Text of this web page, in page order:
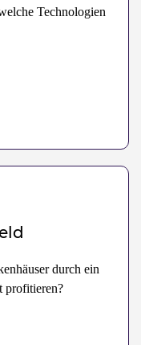
Technologien
durch ein
profitieren?